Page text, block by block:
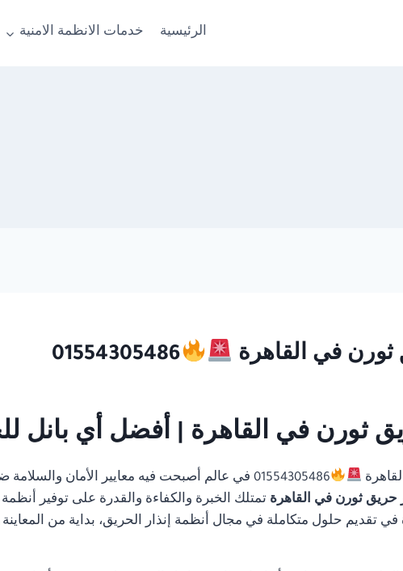
الرئيسية خدمات الانظمة الامنية
في القاهرة 01554305486
ثورن في القاهرة | أفضل أي بانل
01554305486 في عالم أصبحت فيه معايير الأمان
حريق ثورن في القاهرة تمتلك الخبرة والكفاءة والقدرة على توفير
تقديم حلول متكاملة في مجال أنظمة إنذار الحريق، بداية من المعاينة